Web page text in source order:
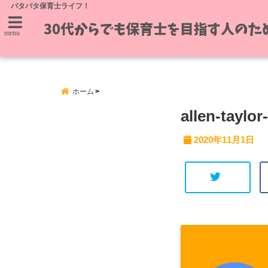
バタバタ保育士ライフ！
menu
ホーム
allen-
2020年11月1日